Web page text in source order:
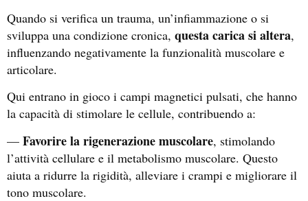
Quando si verifica un trauma, un’infiammazione o si
sviluppa una condizione cronica, questa carica si altera,
influenzando negativamente la funzionalità muscolare e
articolare.
Qui entrano in gioco i campi magnetici pulsati, che hanno
la capacità di stimolare le cellule, contribuendo a:
— Favorire la rigenerazione muscolare, stimolando
l’attività cellulare e il metabolismo muscolare. Questo
aiuta a ridurre la rigidità, alleviare i crampi e migliorare il
tono muscolare.